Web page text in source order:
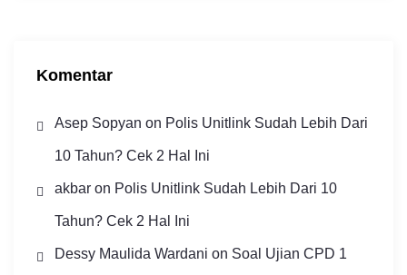
Komentar
Asep Sopyan on Polis Unitlink Sudah Lebih Dari
10 Tahun? Cek 2 Hal Ini
akbaron Polis Unitlink Sudah Lebih Dari 10
Tahun? Cek 2 Hal Ini
Dessy Maulida Wardani on Soal Ujian CPD 1